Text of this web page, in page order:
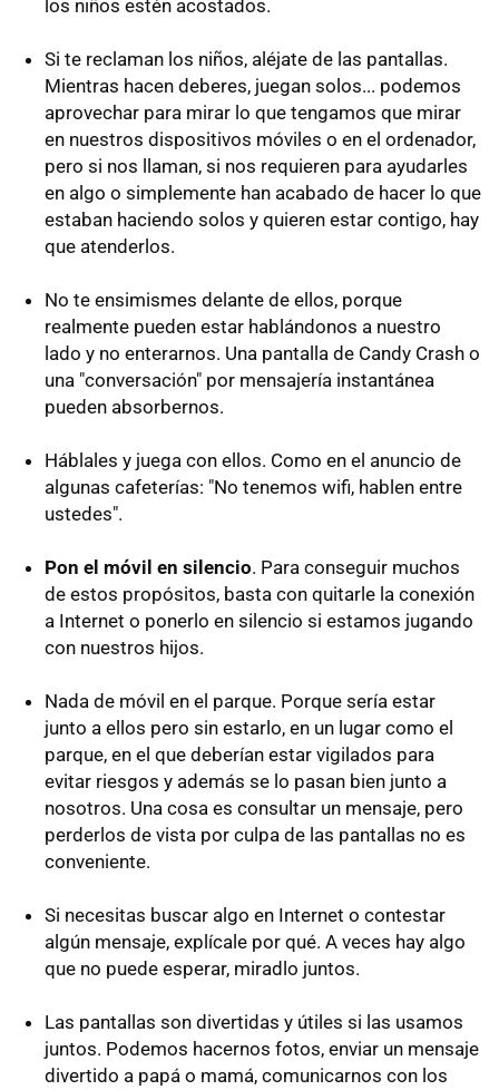
los niños estén acostados.
Si te reclaman los niños, aléjate de las pantallas.
Mientras hacen deberes, juegan solos... podemos
aprovechar para mirar lo que tengamos que mirar
en nuestros dispositivos móviles o en el ordenador,
pero si nos llaman, si nos requieren para ayudarles
en algo o simplemente han acabado de hacer lo que
estaban haciendo solos y quieren estar contigo, hay
que atenderlos.
No te ensimismes delante de ellos, porque
realmente pueden estar hablándonos a nuestro
lado y no enterarnos. Una pantalla de Candy Crash o
una "conversación" por mensajería instantánea
pueden absorbernos.
Háblales y juega con ellos. Como en el anuncio de
algunas cafeterías: "No tenemos wifi, hablen entre
ustedes".
Pon el móvil en silencio. Para conseguir muchos
de estos propósitos, basta con quitarle la conexión
a Internet o ponerlo en silencio si estamos jugando
con nuestros hijos.
Nada de móvil en el parque. Porque sería estar
junto a ellos pero sin estarlo, en un lugar como el
parque, en el que deberían estar vigilados para
evitar riesgos y además se lo pasan bien junto a
nosotros. Una cosa es consultar un mensaje, pero
perderlos de vista por culpa de las pantallas no es
conveniente.
Si necesitas buscar algo en Internet o contestar
algún mensaje, explícale por qué. A veces hay algo
que no puede esperar, miradlo juntos.
Las pantallas son divertidas y útiles si las usamos
juntos. Podemos hacernos fotos, enviar un mensaje
divertido a papá o mamá, comunicarnos con los